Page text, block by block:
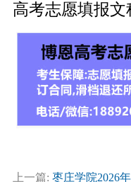
高考志愿填报
上一篇: 枣庄学院2026